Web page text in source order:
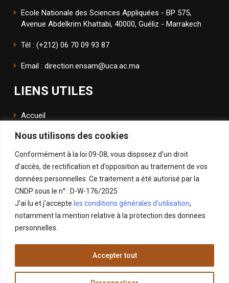
Nous utilisons des cookies
Conformément à la loi 09-08, vous disposez d’un droit
d’accès, de rectification et d’opposition au traitement de vos
données personnelles. Ce traitement a été autorisé par la
CNDP sous le n° : D-W-176/2025
J'ai lu et j'accepte les conditions générales d'utilisation,
notamment la mention relative à la protection des donnees
personnelles.
Accepter tout
Ecole Nationale des Sciences Appliquées - BP 575,
Avenue Abdelkrim Khattabi, 40000, Guéliz - Marrakech
Tél : (+212) 06 70 09 93 87
Email : direction.ensam@uca.ac.ma
LIENS UTILES
Accueil
L'école
ENSApp
SUIVEZ NOUS
Facebook
Instagram
X